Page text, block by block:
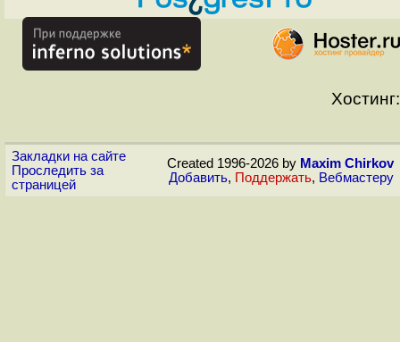
Хостинг:
Закладки на сайте
Проследить за
страницей
Created 1996-2026 by Maxim Chirkov
Добавить, Поддержать, Вебмастеру